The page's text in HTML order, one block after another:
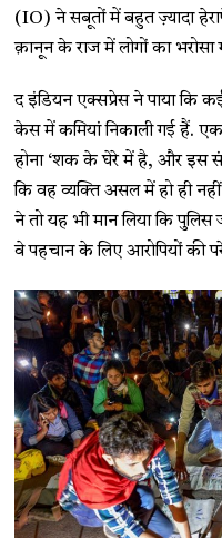
(IO) ने सबूतों में बहुत ज़्यादा
क़ानून के राज में लोगों का भरोसा
द इंडियन एक्सप्रेस ने पाया कि
केस में कमियां निकाली गई हैं.
होना ‘शक के घेरे में है, और इस
कि वह व्यक्ति असल में हो ही
ने तो यह भी मान लिया कि पुलिस
वे पहचान के लिए आरोपियों की